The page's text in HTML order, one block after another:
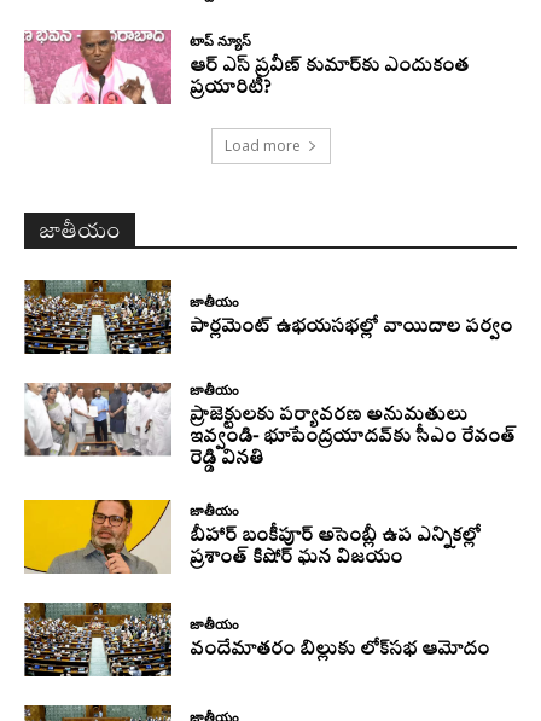
టాప్ న్యూస్
ఆర్ ఎస్ ప్రవీణ్ కుమార్‌కు ఎందుకంత
ప్రయారిటీ?
Load more
జాతీయం
జాతీయం
పార్లమెంట్ ఉభయసభల్లో వాయిదాల పర్వం
జాతీయం
ప్రాజెక్టులకు పర్యావరణ అనుమతులు
ఇవ్వండి- భూపేంద్రయాదవ్‌కు సీఎం రేవంత్‌
రెడ్డి వినతి
జాతీయం
బీహార్ బంకీపూర్ అసెంబ్లీ ఉప ఎన్నికల్లో
ప్రశాంత్ కిషోర్ ఘన విజయం
జాతీయం
వందేమాతరం బిల్లుకు లోక్‌సభ ఆమోదం
జాతీయం